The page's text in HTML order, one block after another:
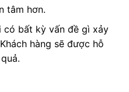
tâm hơn.
có bất kỳ vấn đề gì xảy
hàng sẽ được hỗ